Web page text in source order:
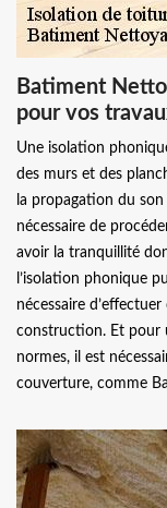
Batiment
pour vos
Une isolation
des murs et des
la propagation du
nécessaire de
avoir la tranquillité
l’isolation phonique
nécessaire
construction. Et pour
normes, il est
couverture, comme